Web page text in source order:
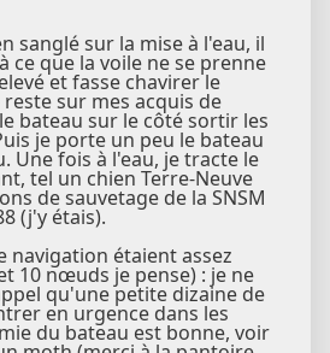
sanglé sur la mise à l'eau, il
ce que la voile ne se prenne
et fasse chavirer le
reste sur mes acquis de
bateau sur le côté sortir les
je porte un peu le bateau
Une fois à l'eau, je tracte le
tel un chien Terre-Neuve
de sauvetage de la SNSM
(j'y étais).
navigation étaient assez
10 nœuds je pense) : je ne
qu'une petite dizaine de
en urgence dans les
du bateau est bonne, voir